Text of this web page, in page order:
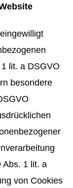
lit. a DSGVO
besondere
Abs. 1 lit. a
von Cookies